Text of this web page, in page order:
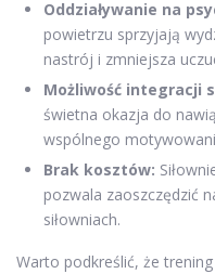
Oddziaływanie na
powietrzu sprzyjają
nastrój i zmniejsza
Możliwość integracji
świetna okazja do
wspólnego
Brak kosztów:
pozwala zaoszczędzić
siłowniach.
Warto podkreślić, że